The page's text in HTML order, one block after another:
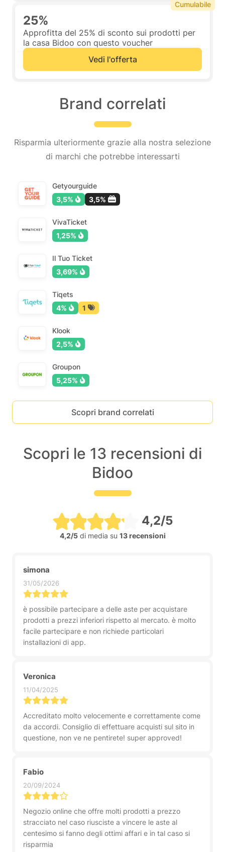
25%
Approfitta del 25% di sconto sui prodotti per
la casa Bidoo con questo voucher
Vedi l'offerta
Cumulabile
Brand correlati
Risparmia ulteriormente grazie alla nostra selezione
di marchi che potrebbe interessarti
Getyourguide
3,5%
3,5%
VivaTicket
1,25%
Il Tuo Ticket
3,69%
Tiqets
4%
1
Klook
2,5%
Groupon
5,25%
Scopri brand correlati
Scopri le 13 recensioni di
Bidoo
4,2/5
4,2/5di media su 13 recensioni
simona
31/05/2026
è possibile partecipare a delle aste per acquistare
prodotti a prezzi inferiori rispetto al mercato. è molto
facile partecipare e non richiede particolari
installazioni di app.
Veronica
11/04/2025
Accreditato molto velocemente e correttamente come
da accordi. Consiglio di effettuare acquisti sul sito in
questione, non ve ne pentirete! super approved!
Fabio
20/09/2024
Negozio online che offre molti prodotti a prezzo
stracciato nel caso riusciste a vincere le aste al
centesimo si fanno degli ottimi affari e in tal caso si
risparmia